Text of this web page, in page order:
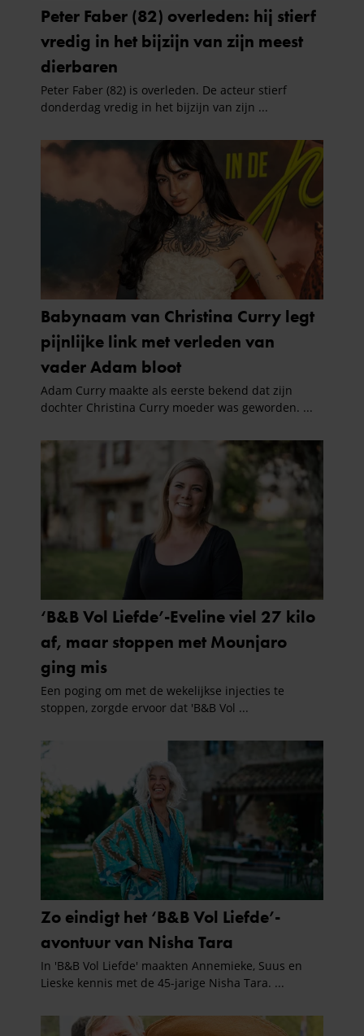
partners kunnen deze gegevens combineren met andere
informatie die u aan ze heeft verstrekt of die ze hebben
verzameld op basis van uw gebruik van hun services. U
gaat akkoord met onze cookies als u onze website blijft
gebruiken.